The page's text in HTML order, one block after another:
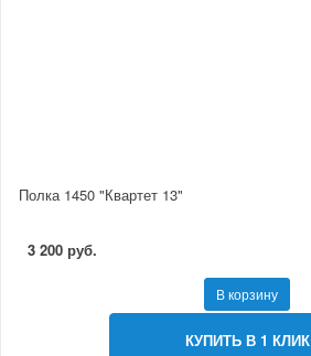
Полка 1450 "Квартет 13"
3 200 руб.
В корзину
КУПИТЬ В 1 КЛИК